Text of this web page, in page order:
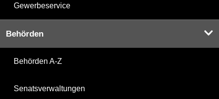
Gewerbeservice
Behörden
Behörden A-Z
Senatsverwaltungen